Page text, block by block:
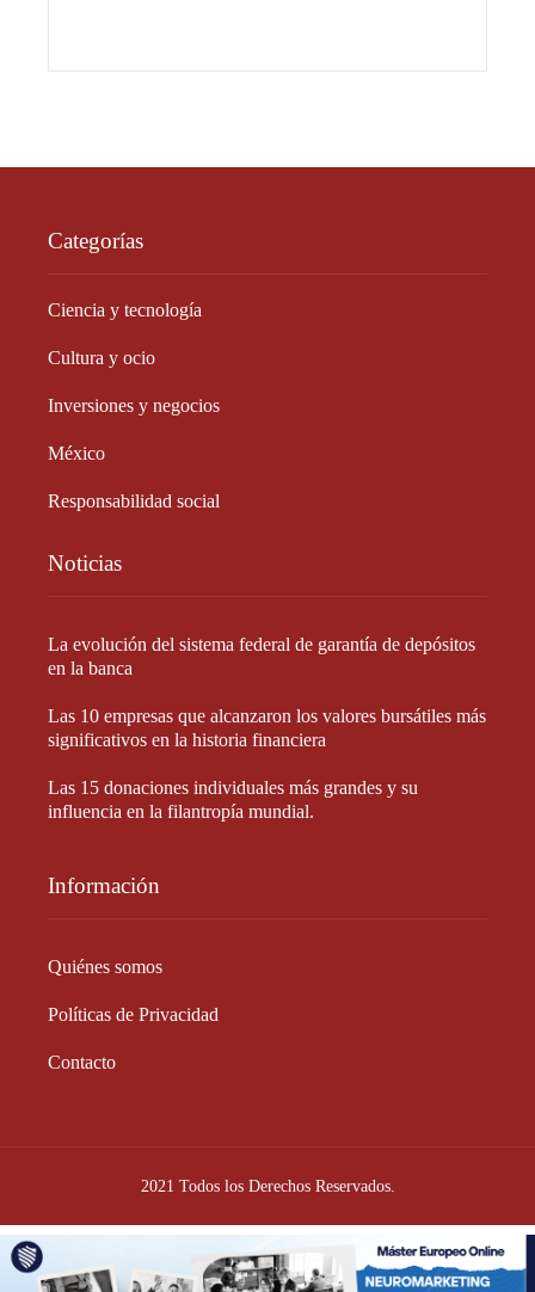
Categorías
Ciencia y tecnología
Cultura y ocio
Inversiones y negocios
México
Responsabilidad social
Noticias
La evolución del sistema federal de garantía de depósitos
en la banca
Las 10 empresas que alcanzaron los valores bursátiles más
significativos en la historia financiera
Las 15 donaciones individuales más grandes y su
influencia en la filantropía mundial.
Información
Quiénes somos
Políticas de Privacidad
Contacto
2021 Todos los Derechos Reservados.